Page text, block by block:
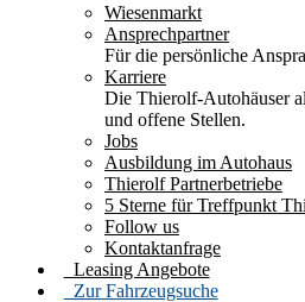
Wiesenmarkt
Ansprechpartner
Für die persönliche
Karriere
Die Thierolf-Autohäuser
und offene Stellen.
Jobs
Ausbildung im Autohaus
Thierolf Partnerbetriebe
5 Sterne für Treffpunkt
Follow us
Kontaktanfrage
Leasing Angebote
Zur Fahrzeugsuche